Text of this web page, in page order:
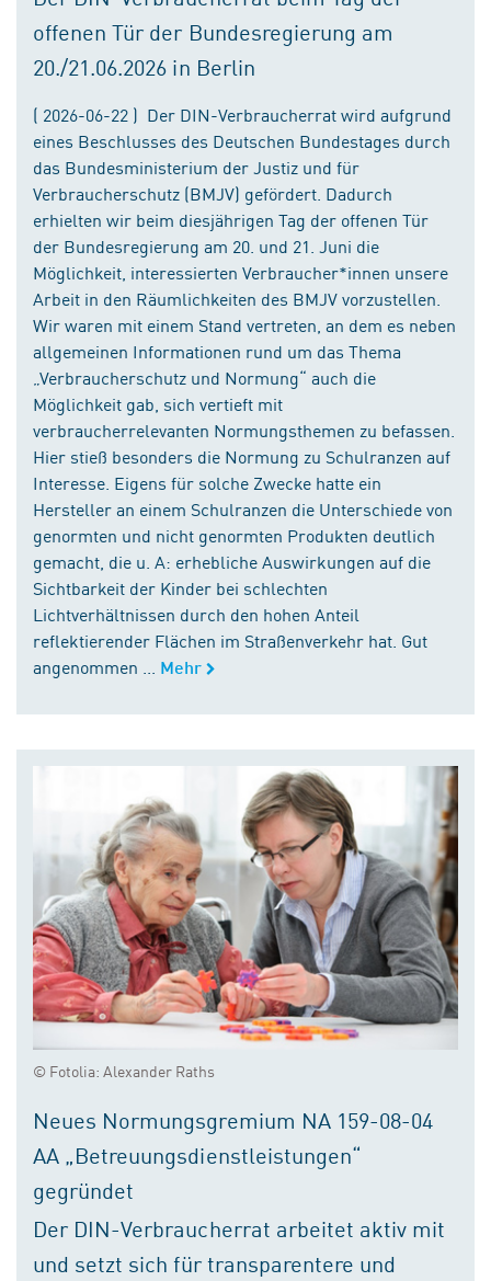
offenen Tür der Bundesregierung am
20./21.06.2026 in Berlin
( 2026-06-22 ) Der DIN-Verbraucherrat wird aufgrund
eines Beschlusses des Deutschen Bundestages durch
das Bundesministerium der Justiz und für
Verbraucherschutz (BMJV) gefördert. Dadurch
erhielten wir beim diesjährigen Tag der offenen Tür
der Bundesregierung am 20. und 21. Juni die
Möglichkeit, interessierten Verbraucher*innen unsere
Arbeit in den Räumlichkeiten des BMJV vorzustellen.
Wir waren mit einem Stand vertreten, an dem es neben
allgemeinen Informationen rund um das Thema
„Verbraucherschutz und Normung“ auch die
Möglichkeit gab, sich vertieft mit
verbraucherrelevanten Normungsthemen zu befassen.
Hier stieß besonders die Normung zu Schulranzen auf
Interesse. Eigens für solche Zwecke hatte ein
Hersteller an einem Schulranzen die Unterschiede von
genormten und nicht genormten Produkten deutlich
gemacht, die u. A: erhebliche Auswirkungen auf die
Sichtbarkeit der Kinder bei schlechten
Lichtverhältnissen durch den hohen Anteil
reflektierender Flächen im Straßenverkehr hat. Gut
angenommen ...
Mehr
© Fotolia: Alexander Raths
Neues Normungsgremium NA 159-08-04
AA „Betreuungsdienstleistungen“
gegründet
Der DIN-Verbraucherrat arbeitet aktiv mit
und setzt sich für transparentere und